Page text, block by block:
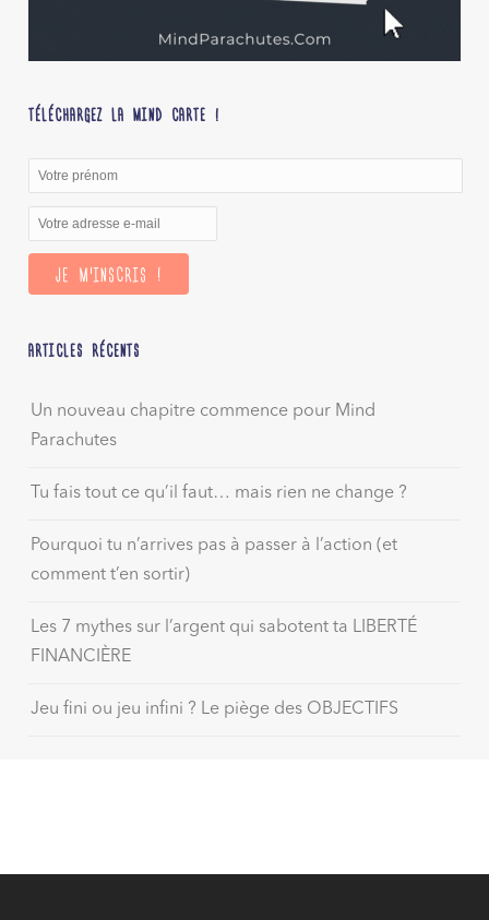
TÉLÉCHARGEZ LA MIND CARTE !
ARTICLES RÉCENTS
Un nouveau chapitre commence pour Mind
Parachutes
Tu fais tout ce qu’il faut… mais rien ne change ?
Pourquoi tu n’arrives pas à passer à l’action (et
comment t’en sortir)
Les 7 mythes sur l’argent qui sabotent ta LIBERTÉ
FINANCIÈRE
Jeu fini ou jeu infini ? Le piège des OBJECTIFS